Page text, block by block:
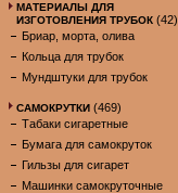
МАТЕРИАЛЫ ДЛЯ
ИЗГОТОВЛЕНИЯ ТРУБОК (42)
Бриар, морта, олива
Кольца для трубок
Мундштуки для трубок
САМОКРУТКИ (469)
Табаки сигаретные
Бумага для самокруток
Гильзы для сигарет
Машинки самокруточные